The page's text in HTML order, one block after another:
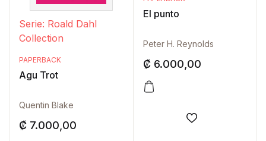
Serie: Roald Dahl
Collection
PAPERBACK
Agu Trot
Quentin Blake
₡ 7.000,00
El punto
Peter H. Reynolds
₡6.000,00
Añadir a la